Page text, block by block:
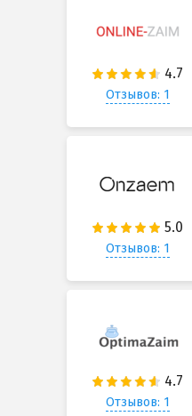
Отзывов: 1
Отзывов: 1
Отзывов: 1